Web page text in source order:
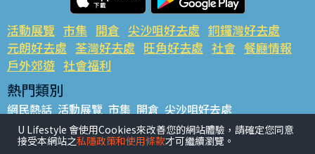
活動展覽 市集 開倉 尖沙咀好去處 銅鑼灣好去處
元朗好去處 荃灣好去處 旺角好去處 社會 餐廳情報
戶外郊遊 社會福利
熱門類別
網民熱話 活動展覽 市集 開倉 尖沙咀好去處
銅鑼灣好去處 元朗好去處 荃灣好去處 旺角好去處 社會
餐廳情報 戶外郊遊
U Lifestyle 會使用Cookies來改善您的網站體驗，請確定您同意
接受本網站之私隱政策和使用條款才可繼續瀏覽。